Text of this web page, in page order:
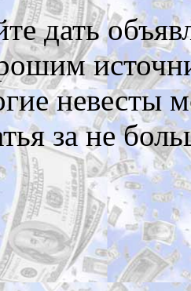
дать
невесты
за не